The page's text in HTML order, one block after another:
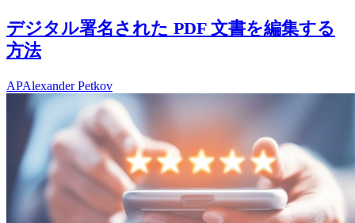
デジタル署名された PDF 文書を編集する
方法
APAlexander Petkov